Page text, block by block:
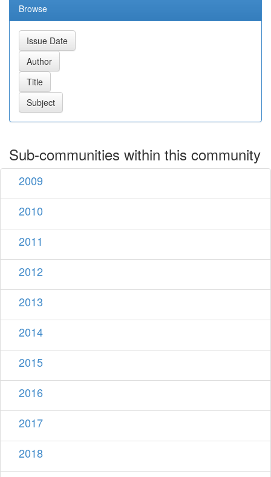
Browse
Sub-communities within this community
2009
2010
2011
2012
2013
2014
2015
2016
2017
2018